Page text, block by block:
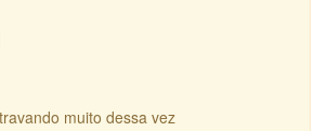
muito dessa vez